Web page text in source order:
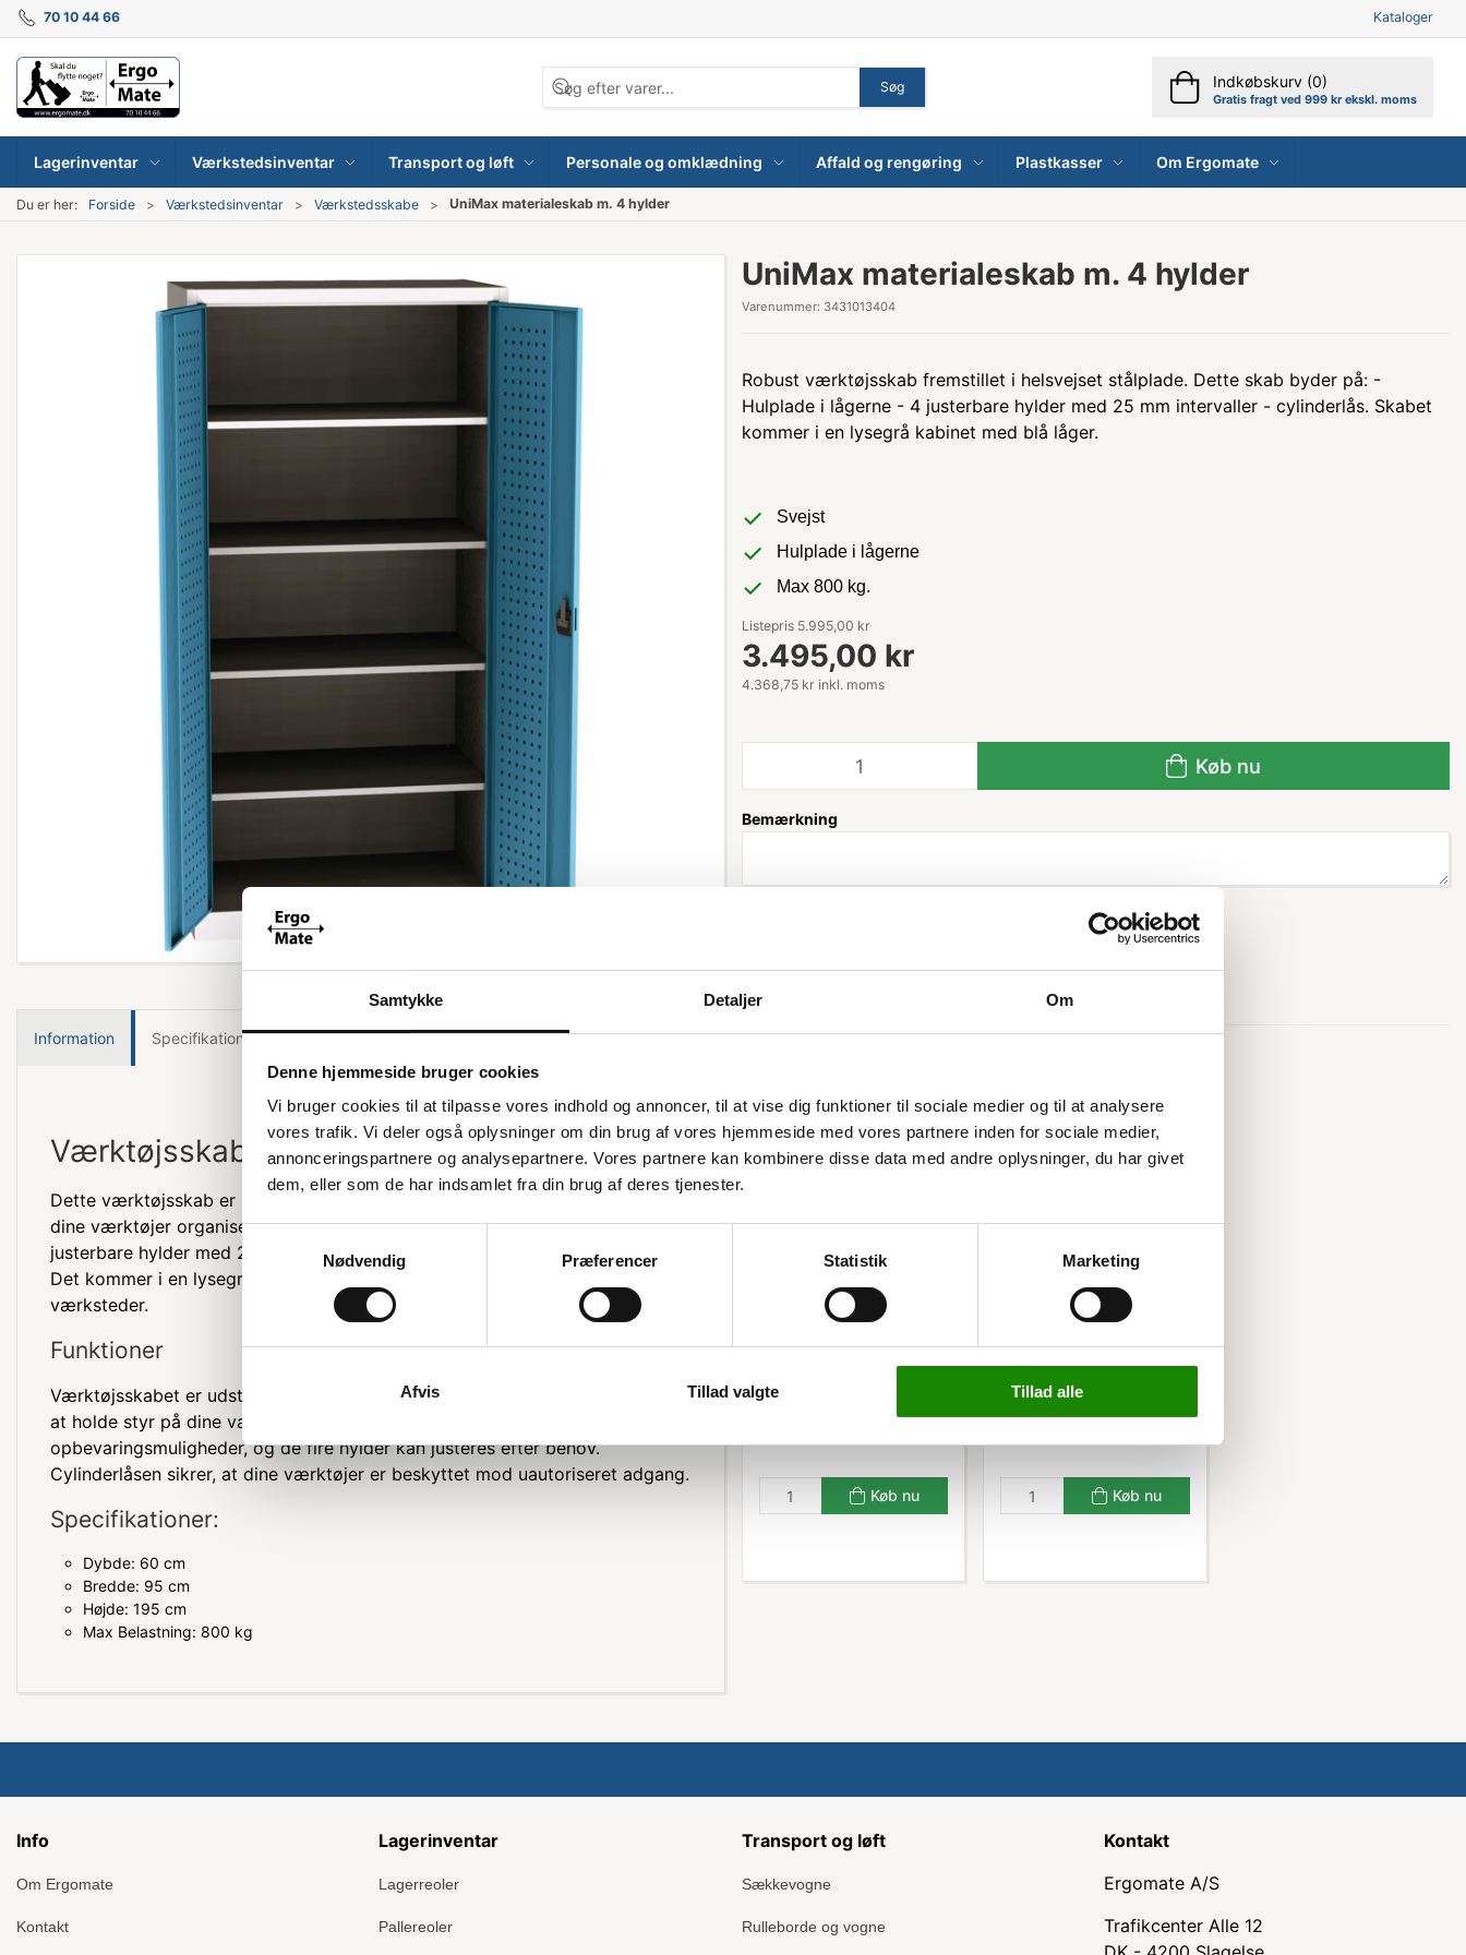
Samtykke Detaljer Om
Denne hjemmeside bruger cookies
Vi bruger cookies til at tilpasse vores indhold og annoncer, til at vise dig funktioner til sociale medier og til at analysere
vores trafik. Vi deler også oplysninger om din brug af vores hjemmeside med vores partnere inden for sociale medier,
annonceringspartnere og analysepartnere. Vores partnere kan kombinere disse data med andre oplysninger, du har givet
dem, eller som de har indsamlet fra din brug af deres tjenester.
Samtykkevalg
Nødvendig
Præferencer Statistik Marketing
Afvis Tillad valgte Tillad alle
70 10 44 66 Kataloger
Søg Indkøbskurv (0)
Gratis fragt ved 999 kr ekskl. moms
Lagerinventar Værkstedsinventar Transport og løft Personale og omklædning Affald og rengøring Plastkasser Om Ergomate
Du er her: Forside Værkstedsinventar Værkstedsskabe UniMax materialeskab m. 4 hylder
UniMax materialeskab m. 4 hylder
Varenummer: 3431013404
Robust værktøjsskab fremstillet i helsvejset stålplade. Dette skab byder på: -
Hulplade i lågerne - 4 justerbare hylder med 25 mm intervaller - cylinderlås. Skabet
kommer i en lysegrå kabinet med blå låger.
Svejst
Hulplade i lågerne
Max 800 kg.
Listepris 5.995,00 kr
3.495,00 kr
4.368,75 kr inkl. moms
Køb nu
Bemærkning
Information Specifikationer
Værktøjsskab i helsvejset stålplade
Dette værktøjsskab er lavet af helsvejset stålplade og er designet til at holde
dine værktøjer organiseret og sikre. Skabet har hulplader i lågerne, fire
justerbare hylder med 25 mm interval og en cylinderlås for ekstra sikkerhed.
Det kommer i en lysegrå farve med blå låger, som passer ind i de fleste
værksteder.
Funktioner
Værktøjsskabet er udstyret med flere praktiske funktioner, der gør det nemt
at holde styr på dine værktøjer. Hulpladerne i lågerne giver ekstra
opbevaringsmuligheder, og de fire hylder kan justeres efter behov.
Cylinderlåsen sikrer, at dine værktøjer er beskyttet mod uautoriseret adgang.
Specifikationer:
Dybde: 60 cm
Bredde: 95 cm
Højde: 195 cm
Max Belastning: 800 kg
3421240220
Værktøjsophæng / kroge
599,00 kr
Køb nu
3431019290
Hylde til UniMax
339,00 kr
423,75 kr inkl. moms
Køb nu
Info
Om Ergomate
Kontakt
Lagerinventar
Lagerreoler
Pallereoler
Transport og løft
Sækkevogne
Rulleborde og vogne
Kontakt
Ergomate A/S
Trafikcenter Alle 12